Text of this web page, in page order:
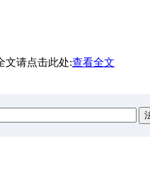
文请点击此处:查看全文